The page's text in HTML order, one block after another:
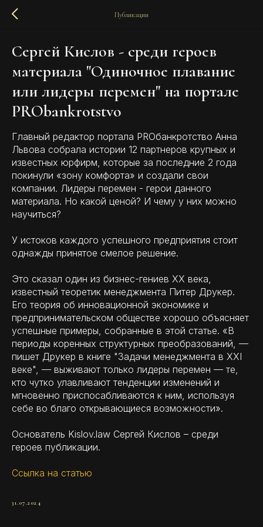
Публикации
Сергей Кислов - среди героев
материала "Одиночное плавание
или лидеры перемен" на портале
PRObankrotstvo
Главный редактор портала PROбанкротство Анна
Львова собрала истории 12 партнеров крупных и
известных юрфирм, которые за последние 2 года
покинули «зону комфорта» и создали свои
компании. Лидеры перемен - герои данного
материала. Но какой ценой? И чему у них можно
научиться?
У истоков каждого успешного предприятия стоит
однажды принятое смелое решение.
Это сказал один из бизнес-гениев XX века,
известный теоретик менеджмента Питер Друкер.
Его теория об инновационной экономике и
предпринимательском обществе хорошо объясняет
успешные примеры, собранные в этой статье. «В
периоды коренных структурных преобразований, —
пишет Друкер в книге "Задачи менеджмента в XXI
веке", — выживают только лидеры перемен — те,
кто чутко улавливают тенденции изменений и
мгновенно приспосабливаются к ним, используя
себе во благо открывающиеся возможности».
Основатель Kislov.law Сергей Кислов – среди
героев публикации.
Ссылка на статью
31.07.2024